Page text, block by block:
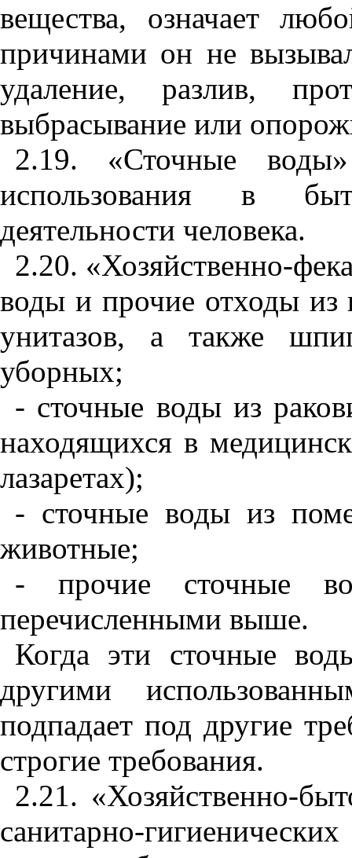
вещества, означает лю
причинами он не вызыв
удаление, разлив,
выбрасывание или
2.19. «Сточные
использования в
деятельности человека.
2.20. «Хозяйственно-
воды и прочие отходы из
унитазов, а также
уборных;
- сточные воды из
находящихся в
лазаретах);
- сточные воды из
животные;
- прочие сточные
перечисленными выше.
Когда эти сточные
другими использованны
подпадает под другие
строгие требования.
2.21. «Хозяйственно-
санитарно-гигиениче